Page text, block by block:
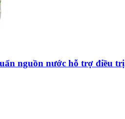
nguồn nước hỗ trợ điều trị